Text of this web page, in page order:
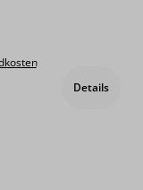
Details